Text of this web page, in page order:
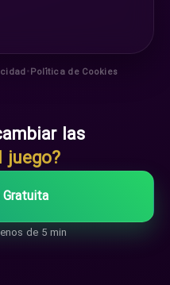
•Política de Cookies
las
juego?
de 5 min